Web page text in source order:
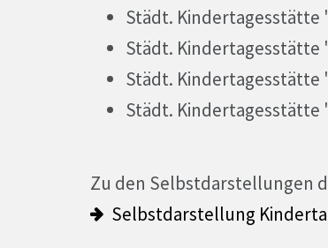
Städt.
Städt.
Städt.
Städt.
Zu den Selbstdarstellungen
Selbstdarstellung